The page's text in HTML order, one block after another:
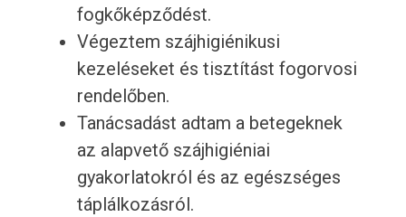
fogkőképződést.
Végeztem szájhigiénikusi
kezeléseket és tisztítást fogorvosi
rendelőben.
Tanácsadást adtam a betegeknek
az alapvető szájhigiéniai
gyakorlatokról és az egészséges
táplálkozásról.